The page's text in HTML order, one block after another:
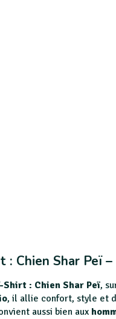
: Chien Shar Peï
Shirt : Chien Shar Peï,
, il allie confort, style et
aussi bien aux